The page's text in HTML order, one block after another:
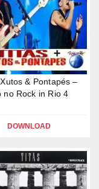
& Pontapés –
no Rock in Rio 4
DOWNLOAD